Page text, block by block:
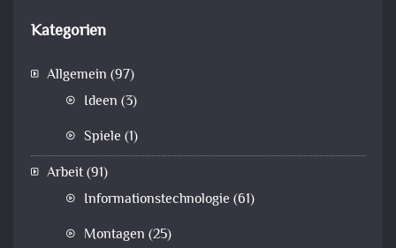
Kategorien
Allgemein (97)
Ideen (3)
Spiele (1)
Arbeit(91)
Informationstechnologie (61)
Montagen (25)